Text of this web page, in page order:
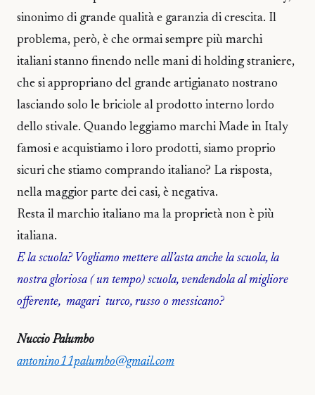
sinonimo di grande qualità e garanzia di crescita. Il
problema, però, è che ormai sempre più marchi
italiani stanno finendo nelle mani di holding straniere,
che si appropriano del grande artigianato nostrano
lasciando solo le briciole al prodotto interno lordo
dello stivale. Quando leggiamo marchi Made in Italy
famosi e acquistiamo i loro prodotti, siamo proprio
sicuri che stiamo comprando italiano? La risposta,
nella maggior parte dei casi, è negativa.
Resta il marchio italiano ma la proprietà non è più
italiana.
E la scuola? Vogliamo mettere all’asta anche la scuola, la
nostra gloriosa ( un tempo) scuola, vendendola al migliore
offerente, magari turco, russo o messicano?
Nuccio Palumbo
antonino11palumbo@gmail.com